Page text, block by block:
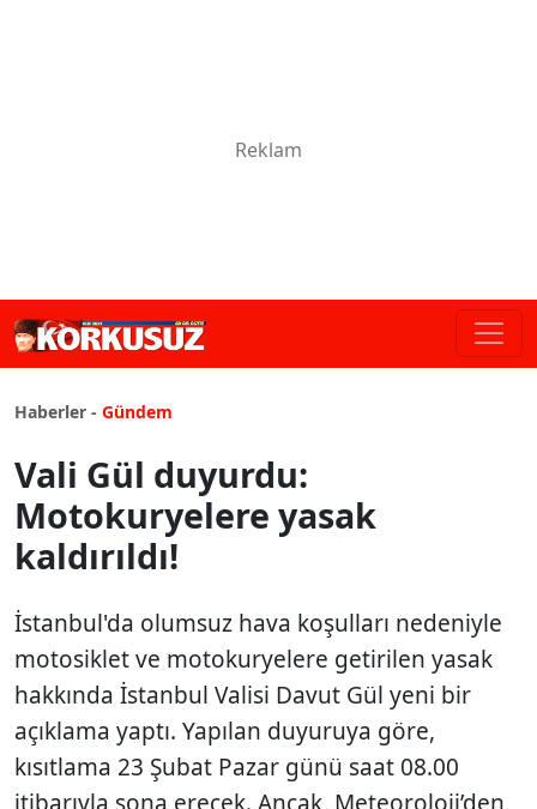
Haberler - Gündem
Vali Gül duyurdu:
Motokuryelere yasak
kaldırıldı!
İstanbul'da olumsuz hava koşulları nedeniyle
motosiklet ve motokuryelere getirilen yasak
hakkında İstanbul Valisi Davut Gül yeni bir
açıklama yaptı. Yapılan duyuruya göre,
kısıtlama 23 Şubat Pazar günü saat 08.00
itibarıyla sona erecek. Ancak, Meteoroloji’den